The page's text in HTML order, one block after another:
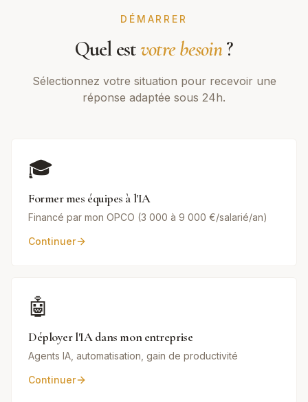
DÉMARRER
Quel estvotre besoin?
Sélectionnez votre situation pour recevoir une
réponse adaptée sous 24h.
🎓
Former mes équipes à l'IA
Financé par mon OPCO (3 000 à 9 000 €/salarié/an)
Continuer
🤖
Déployer l'IA dans mon entreprise
Agents IA, automatisation, gain de productivité
Continuer